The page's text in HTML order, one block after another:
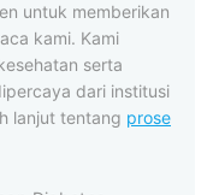
untuk memberikan
kami. Kami
serta
dari institusi
lanjut tentang prose